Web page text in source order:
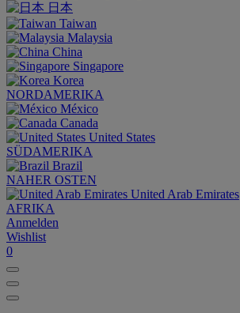
日本
Taiwan
Malaysia
China
Singapore
Korea
NORDAMERIKA
México
Canada
United States
SÜDAMERIKA
Brazil
NAHER OSTEN
United Arab Emirates
AFRIKA
Anmelden
Wishlist
0